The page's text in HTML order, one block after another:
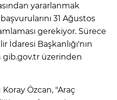
yararlanmak
31 Ağustos
gerekiyor. Sürece
İdaresi Başkanlığı'nın
üzerinden
Özcan, "Araç